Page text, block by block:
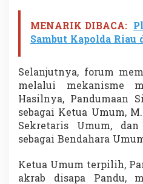
MENARIK DIBACA:
Sambut Kapolda Riau
Selanjutnya, forum
melalui mekanisme
Hasilnya, Pandumaan
sebagai Ketua Umum,
Sekretaris Umum,
sebagai Bendahara
Ketua Umum terpilih,
akrab disapa Pandu,